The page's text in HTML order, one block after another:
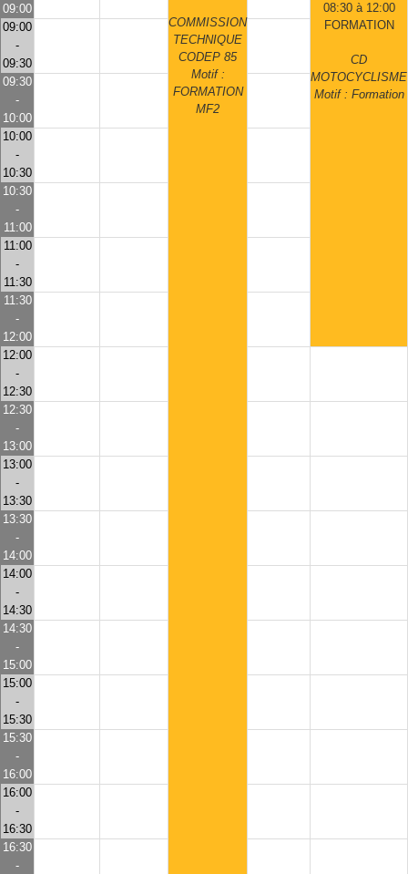
COMMISSION
TECHNIQUE
CODEP 85
Motif :
FORMATION
MF2
09:00
08:30 à 12:00
FORMATION
CD
MOTOCYCLISME
Motif : Formation
09:00
-
09:30
09:30
-
10:00
10:00
-
10:30
10:30
-
11:00
11:00
-
11:30
11:30
-
12:00
12:00
-
12:30
12:30
-
13:00
13:00
-
13:30
13:30
-
14:00
14:00
-
14:30
14:30
-
15:00
15:00
-
15:30
15:30
-
16:00
16:00
-
16:30
16:30
-